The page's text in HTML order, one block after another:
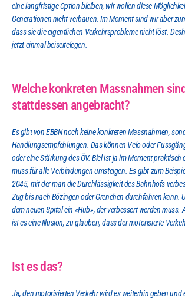
eine langfristige Option bleiben, wir wollen diese
Generationen nicht verbauen. Im Moment sind wir aber
dass sie die eigentlichen Verkehrsprobleme nicht löst.
jetzt einmal beiseitelegen.
Welche konkreten Massnahmen
stattdessen angebracht?
Es gibt von EBBN noch keine konkreten Massnahmen,
Handlungsempfehlungen. Das können Velo-oder
oder eine Stärkung des ÖV. Biel ist ja im Moment
muss für alle Verbindungen umsteigen. Es gibt zum
2045, mit der man die Durchlässigkeit des Bahnhofs
Zug bis nach Bözingen oder Grenchen durchfahren kann.
dem neuen Spital ein «Hub», der verbessert werden muss.
ist es eine Illusion, zu glauben, dass der motorisierte
Ist es das?
Ja, den motorisierten Verkehr wird es weiterhin geben und